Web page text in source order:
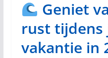
Geniet
rust tijdens
vakantie in